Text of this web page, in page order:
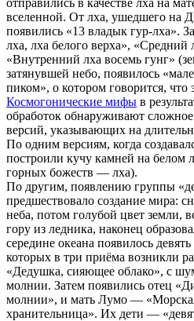
вселенной. От лха, ушедшего на
появились «13 владык гур-лха».
лха, лха белого верха», «Средний
«Внутренний лха восемь гунг»
затянувшей небо, появилось
пиком», о котором говорится,
Космогонические мифы в
обработок обнаруживают
версий, указывающих на
По одним версиям, когда
построили кучу камней на белом
горных божеств — лха).
По другим, появлению группы
предшествовало создание мира:
неба, потом голубой цвет земли,
гору из ледника, наконец
середине океана появилось
которых в три приёма возникли
«Дедушка, сияющее облако», с
молнии. Затем появились отец
молнии», и мать Лумо —
хранительница». Их дети —